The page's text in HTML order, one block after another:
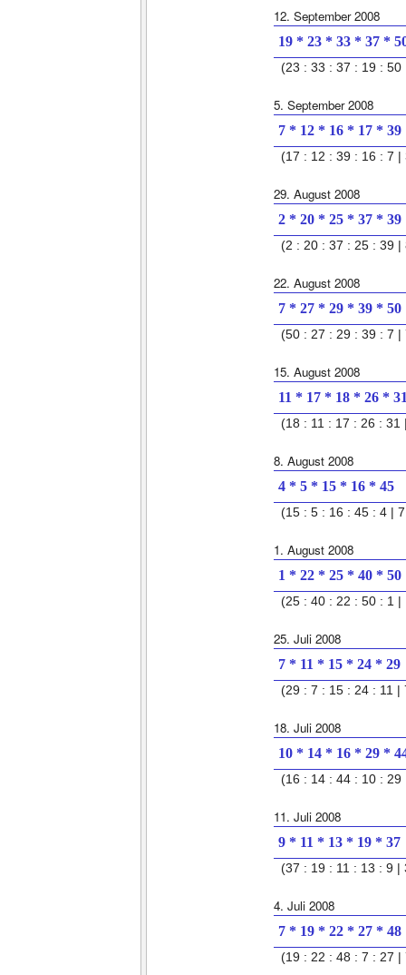
12. September 2008
19 * 23 * 33 * 37 *
(23 : 33 : 37 : 19 : 50
5. September 2008
7 * 12 * 16 * 17 * 39
(17 : 12 : 39 : 16 : 7 |
29. August 2008
2 * 20 * 25 * 37 * 39
(2 : 20 : 37 : 25 : 39 |
22. August 2008
7 * 27 * 29 * 39 * 50
(50 : 27 : 29 : 39 : 7 |
15. August 2008
11 * 17 * 18 * 26 *
(18 : 11 : 17 : 26 : 31
8. August 2008
4 * 5 * 15 * 16 * 45
(15 : 5 : 16 : 45 : 4 |
1. August 2008
1 * 22 * 25 * 40 * 50
(25 : 40 : 22 : 50 : 1 |
25. Juli 2008
7 * 11 * 15 * 24 * 29
(29 : 7 : 15 : 24 : 11 |
18. Juli 2008
10 * 14 * 16 * 29 *
(16 : 14 : 44 : 10 : 29
11. Juli 2008
9 * 11 * 13 * 19 * 37
(37 : 19 : 11 : 13 : 9 |
4. Juli 2008
7 * 19 * 22 * 27 * 48
(19 : 22 : 48 : 7 : 27 |